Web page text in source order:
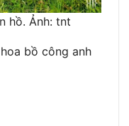
hồ. Ảnh: tnt
bồ công anh